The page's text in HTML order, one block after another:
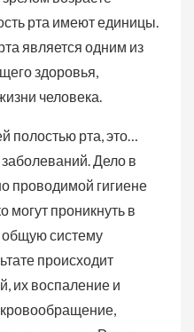
рта имеют единицы.
является одним из
здоровья,
человека.
полостью рта, это…
Дело в
проводимой гигиене
могут проникнуть в
общую систему
происходит
их воспаление и